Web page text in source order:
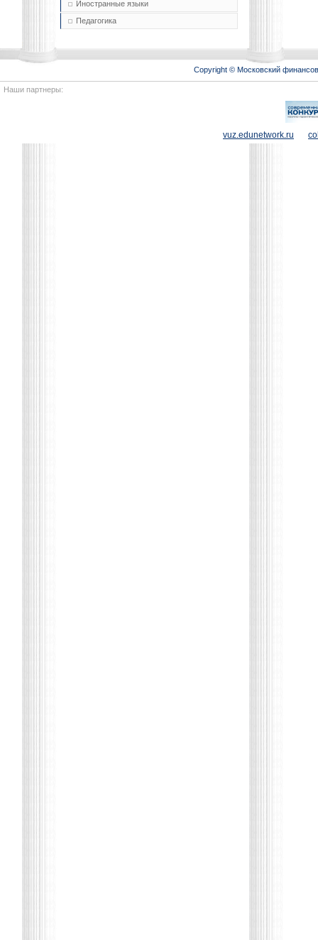
Иностранные языки
Педагогика
Copyright © Московский
Наши партнеры:
vuz.edunetwork.ru